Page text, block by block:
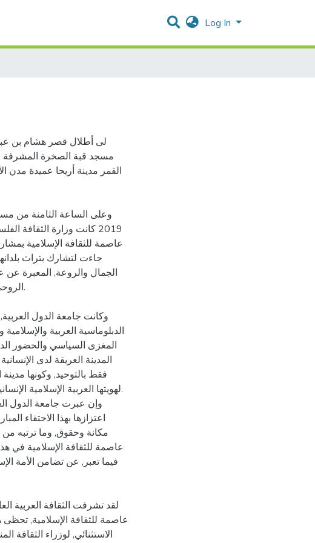
Log In
لى أطلال قصر هشام بن عبد
مسجد قبة الصخرة المشرفة
القمر مدينة أريحا عميدة مدن
وعلى الساعة الثامنة من
2019 كانت وزارة الثقافة
عاصمة للثقافة الإسلامية
جاءت لتشارك بتراث
الجمال والروعة, المعبرة عن
وكانت جامعة الدول
الدبلوماسية العربية
المغزى السياسي والحضور
المدينة العريقة لدى
فقط بالتوحيد, وكونها مدينة
لهويتها العربية الإسلامية
وإن عبرت جامعة الدول
اعتزازها بهذا الاحتفاء
مكانة وحقوق, وما ترتبه
عاصمة للثقافة الإسلامية في
فيما تعبر, عن تضامن الأمة
عاصمة للثقافة الإسلامية, تحظى